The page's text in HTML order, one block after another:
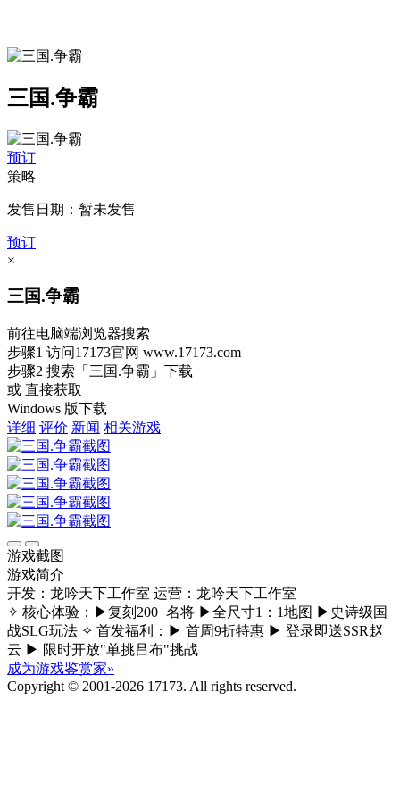
三国.争霸
预订
策略
发售日期：暂未发售
预订
×
三国.争霸
前往电脑端浏览器搜索
步骤1 访问17173官网 www.17173.com
步骤2 搜索 「三国.争霸」 下载
或 直接获取
Windows 版下载
详细 评价 新闻 相关游戏
游戏截图
游戏简介
开发：龙吟天下工作室 运营：龙吟天下工作室
✧ 核心体验：▶复刻200+名将 ▶全尺寸1：1地图 ▶史诗级国
战SLG玩法 ✧ 首发福利：▶ 首周9折特惠 ▶ 登录即送SSR赵
云 ▶ 限时开放"单挑吕布"挑战
成为游戏鉴赏家»
Copyright © 2001-2026 17173. All rights reserved.